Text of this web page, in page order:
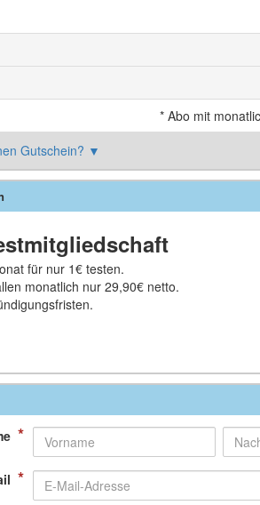
* Abo mit
Gutschein? ▼
für nur 1€ testen.
monatlich nur 29,90€ netto.
*
*